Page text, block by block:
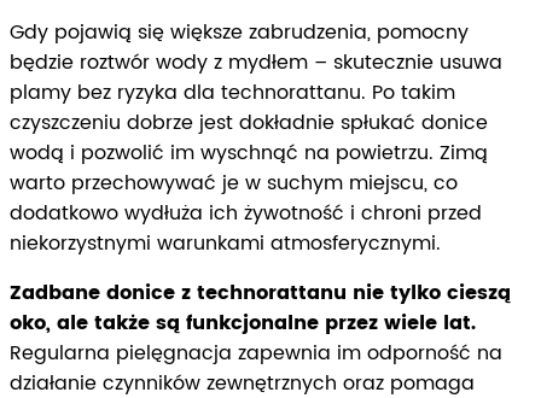
Gdy pojawią się większe zabrudzenia, pomocny
będzie roztwór wody z mydłem – skutecznie usuwa
plamy bez ryzyka dla technorattanu. Po takim
czyszczeniu dobrze jest dokładnie spłukać donice
wodą i pozwolić im wyschnąć na powietrzu. Zimą
warto przechowywać je w suchym miejscu, co
dodatkowo wydłuża ich żywotność i chroni przed
niekorzystnymi warunkami atmosferycznymi.
Zadbane donice z technorattanu nie tylko cieszą
oko, ale także są funkcjonalne przez wiele lat.
Regularna pielęgnacja zapewnia im odporność na
działanie czynników zewnętrznych oraz pomaga